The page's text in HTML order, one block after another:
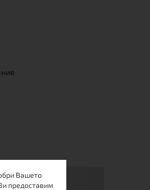
Вашето
предоставим